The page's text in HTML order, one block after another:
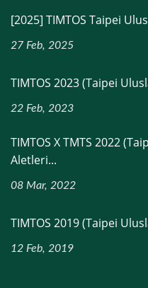
[2025] TIMTOS Taipei
27 Feb, 2025
TIMTOS 2023 (Taipei
22 Feb, 2023
TIMTOS X TMTS 2022
Aletleri...
08 Mar, 2022
TIMTOS 2019 (Taipei
12 Feb, 2019